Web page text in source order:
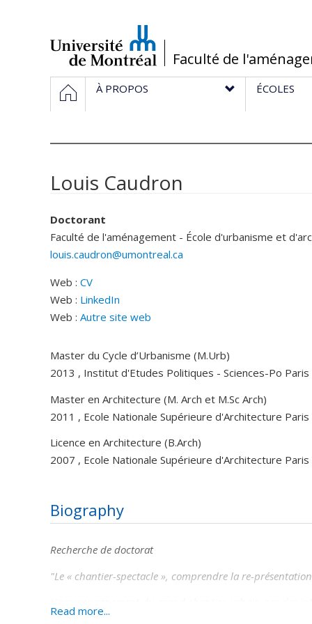
/Faculté de
Navigation
principale
HOMEÀ PROPOS ÉCOLES
Louis Caudron
Doctorant
Faculté de l'aménagement - École d'urbanisme et
louis.caudron@umontreal.ca
Web : CV
Web : LinkedIn
Web : Autre site web
Master du Cycle d’Urbanisme (M.Urb)
2013 , Institut d'Etudes Politiques - Sciences-Po Paris
Master en Architecture (M. Arch et M.Sc Arch)
2011 , Ecole Nationale Supérieure d'Architecture Paris
Licence en Architecture (B.Arch)
2007 , Ecole Nationale Supérieure d'Architecture Paris
Biography
Recherche de doctorat
"Le « chantier-spectacle », comprendre la re-présentation
d’autres créatifs qui y cherchent de nouveaux terrains
Read more...